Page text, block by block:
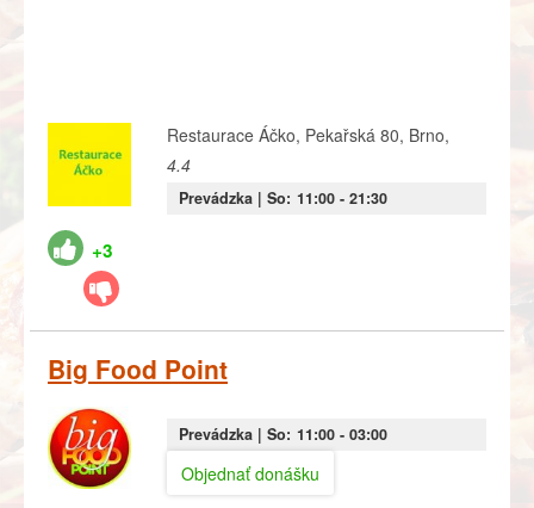
+3
Restaurace Áčko, Pekařská 80, Brno,
4.4
Prevádzka | So: 11:00- 21:30
Big Food Point
Prevádzka | So: 11:00- 03:00
Objednať donášku